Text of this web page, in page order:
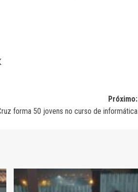
Próximo:
forma 50 jovens no curso de informática